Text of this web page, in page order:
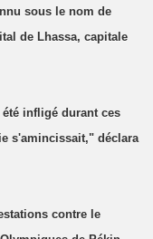
sous le nom de
de Lhassa, capitale
infligé durant ces
s'amincissait," déclara
contre le